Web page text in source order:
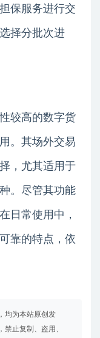
保服务进行交
择分批次进
较高的数字货
。其场外交易
，尤其适用于
。尽管其功能
日常使用中，
靠的特点，依
均为本站原创发
止复制、盗用、